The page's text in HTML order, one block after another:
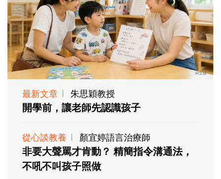
最新文章 朱思穎教授
開學前，讓老師先認識孩子
從心談教養 顏宜婷語言治療師
非要大聲罵才肯動？ 精簡指令溝通法，
不吼不叫孩子照做